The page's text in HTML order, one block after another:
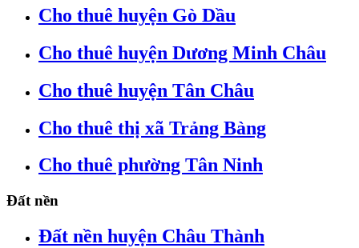
Cho thuê huyện Gò Dầu
Cho thuê huyện Dương Minh Châu
Cho thuê huyện Tân Châu
Cho thuê thị xã Trảng Bàng
Cho thuê phường Tân Ninh
Đất nền
Đất nền huyện Châu Thành